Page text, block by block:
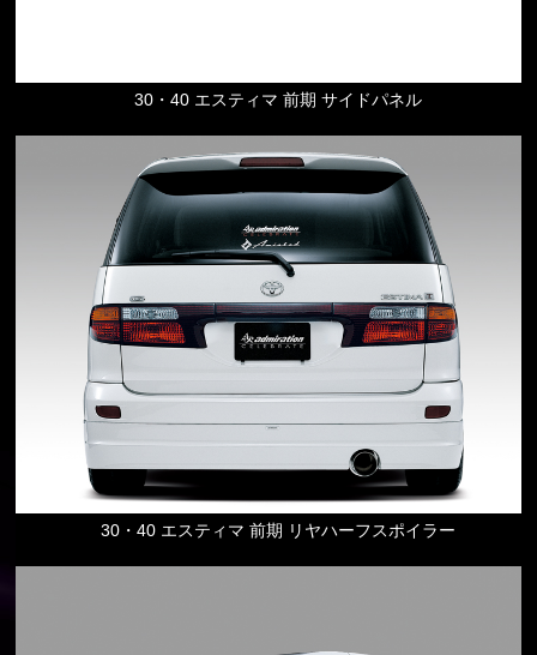
30・40 エスティマ 前期 サイドパネル
30・40 エスティマ 前期 リヤハーフスポイラー